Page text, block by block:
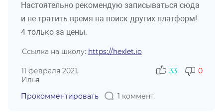
Настоятельно рекомендую записываться сюда
и не тратить время на поиск других платформ!
4 только за цены.
Ссылка на школу: https://hexlet.io
11 февраля 2021,
Илья
Прокомментировать
1 коммент.
0
33